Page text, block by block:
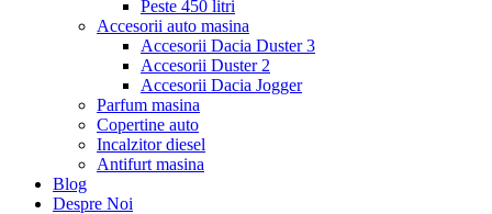
Peste 450 litri
Accesorii auto masina
Accesorii Dacia Duster 3
Accesorii Duster 2
Accesorii Dacia Jogger
Parfum masina
Copertine auto
Incalzitor diesel
Antifurt masina
Blog
Despre Noi